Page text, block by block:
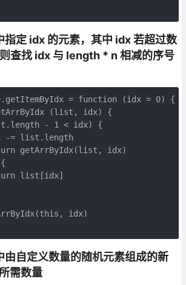
定 idx 的元素，其中 idx 若超过数
查找 idx 与 length * n 相减的序号
= function (idx = 0) {
(list, idx) {
- 1 < idx) {
-= list.length
getArrByIdx(list, idx)
list[idx]
idx)
自定义数量的随机元素组成的新
需数量